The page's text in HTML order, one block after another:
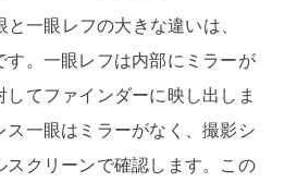
す。一眼レフは内部にミラーが
してファインダーに映し出しま
ス一眼はミラーがなく、撮影シ
スクリーンで確認します。この